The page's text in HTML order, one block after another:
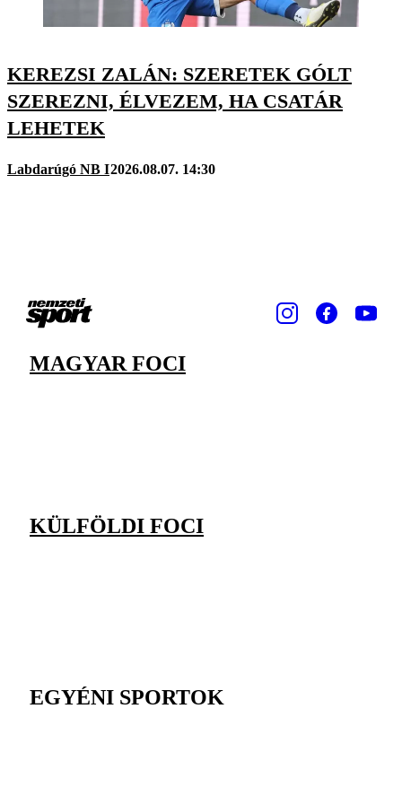
KEREZSI ZALÁN: SZERETEK GÓLT
SZEREZNI, ÉLVEZEM, HA CSATÁR
LEHETEK
Labdarúgó NB I2026.08.07. 14:30
MAGYAR FOCI
KÜLFÖLDI FOCI
EGYÉNI SPORTOK